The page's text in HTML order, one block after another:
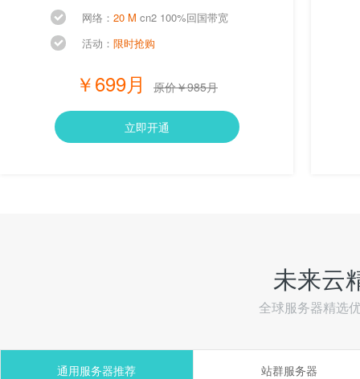
网络： 20 M cn2 100%回国带宽
活动： 限时抢购
￥699月 原价￥985月
立即开通
未来云
全球服务器精选
通用服务器推荐 站群服务器